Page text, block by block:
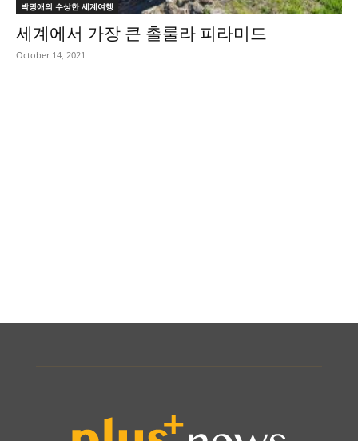
박명애의 수상한 세계여행
세계에서 가장 큰 촐룰라 피라미드
October 14, 2021